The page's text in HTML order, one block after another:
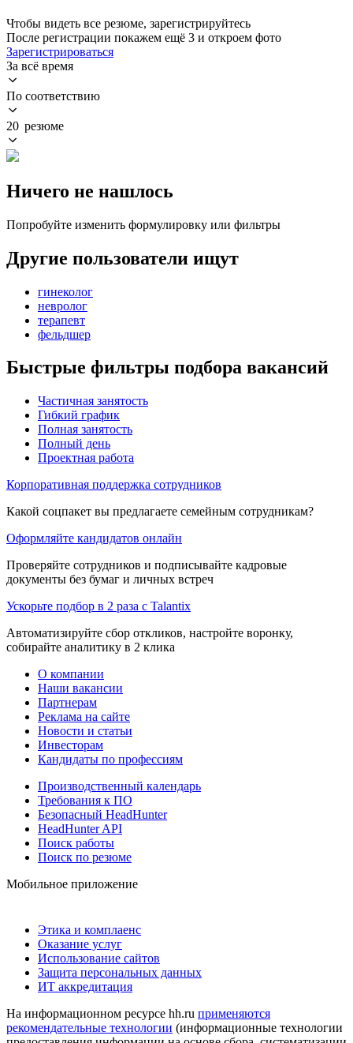
Чтобы видеть все резюме, зарегистрируйтесь
После регистрации покажем ещё 3 и откроем фото
Зарегистрироваться
За всё время
По соответствию
20 резюме
Ничего не нашлось
Попробуйте изменить формулировку или фильтры
Другие пользователи ищут
гинеколог
невролог
терапевт
фельдшер
Быстрые фильтры подбора вакансий
Частичная занятость
Гибкий график
Полная занятость
Полный день
Проектная работа
Корпоративная поддержка сотрудников
Какой соцпакет вы предлагаете семейным сотрудникам?
Оформляйте кандидатов онлайн
Проверяйте сотрудников и подписывайте кадровые
документы без бумаг и личных встреч
Ускорьте подбор в 2 раза с Talantix
Автоматизируйте сбор откликов, настройте воронку,
собирайте аналитику в 2 клика
О компании
Наши вакансии
Партнерам
Реклама на сайте
Новости и статьи
Инвесторам
Кандидаты по профессиям
Производственный календарь
Требования к ПО
Безопасный HeadHunter
HeadHunter API
Поиск работы
Поиск по резюме
Мобильное приложение
Этика и комплаенс
Оказание услуг
Использование сайтов
Защита персональных данных
ИТ аккредитация
На информационном ресурсе hh.ru применяются
рекомендательные технологии (информационные технологии